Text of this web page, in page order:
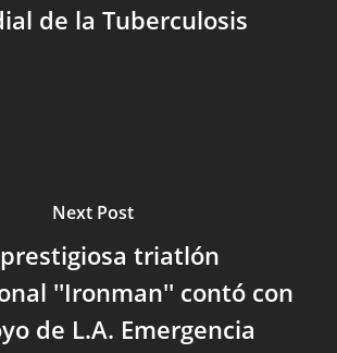
de la Tuberculosis
Next Post
triatlón
''Ironman'' contó con
de L.A. Emergencia